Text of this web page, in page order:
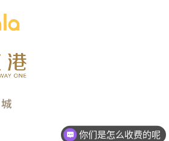
你们是怎么收费的呢